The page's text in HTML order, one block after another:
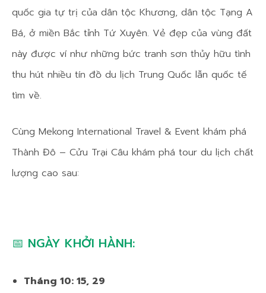
quốc gia tự trị của dân tộc Khương, dân tộc Tạng A
Bá, ở miền Bắc tỉnh Tứ Xuyên. Vẻ đẹp của vùng đất
này được ví như những bức tranh sơn thủy hữu tình
thu hút nhiều tín đồ du lịch Trung Quốc lẫn quốc tế
tìm về.
Cùng Mekong International Travel & Event khám phá
Thành Đô – Cửu Trại Câu khám phá tour du lịch chất
lượng cao sau:
📅 NGÀY KHỞI HÀNH:
Tháng 10: 15, 29